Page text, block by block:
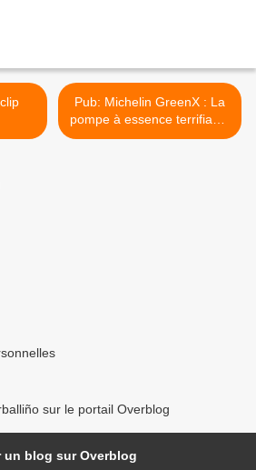
Pub: Michelin GreenX : La
pompe à essence terrifiante
>
sur le portail Overblog
un blog sur Overblog